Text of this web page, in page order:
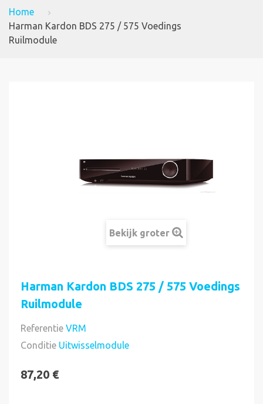
Home
Harman Kardon BDS 275 / 575 Voedings
Ruilmodule
Bekijk groter
Harman Kardon BDS 275 / 575 Voedings
Ruilmodule
Referentie VRM
Conditie Uitwisselmodule
87,20 €